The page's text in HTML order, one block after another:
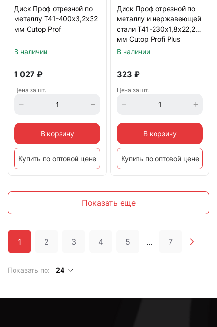
Диск Проф отрезной по
металлу Т41-400х3,2х32
мм Cutop Profi
В наличии
1 027 ₽
Цена за шт.
В корзину
Купить по оптовой цене
Диск Проф отрезной по
металлу и нержавеющей
стали Т41-230х1,8х22,2
мм Cutop Profi Plus
В наличии
323 ₽
Цена за шт.
В корзину
Купить по оптовой цене
Показать еще
1 2 3 4 5 ... 7
Показать по: 24